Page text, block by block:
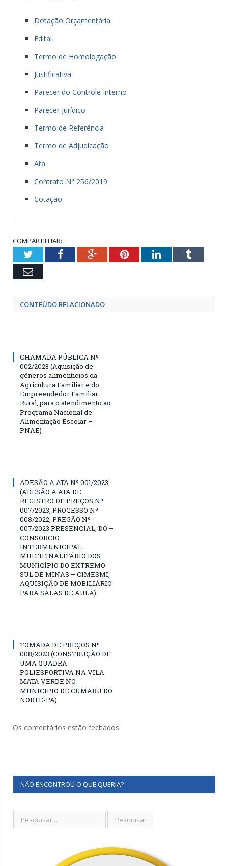
Dotação Orçamentária
Edital
Termo de Homologação
Justificativa
Parecer do Controle Interno
Parecer Jurídico
Termo de Referência
Termo de Adjudicação
Ata
Contrato N° 256/2019
Cotação
COMPARTILHAR:
TwitterFacebookGoogle+PinterestLinkedInTumblr
Email
CONTEÚDO RELACIONADO
CHAMADA PÚBLICA Nº
002/2023 (Aquisição de
gêneros alimentícios da
Agricultura Familiar e do
Empreendedor Familiar
Rural, para o atendimento ao
Programa Nacional de
Alimentação Escolar –
PNAE)
ADESÃO A ATA Nº 001/2023
(ADESÃO A ATA DE
REGISTRO DE PREÇOS Nº
007/2023, PROCESSO Nº
008/2022, PREGÃO Nº
007/2023 PRESENCIAL, DO –
CONSÓRCIO
INTERMUNICIPAL
MULTIFINALITÁRIO DOS
MUNICÍPIO DO EXTREMO
SUL DE MINAS – CIMESMI,
AQUISIÇÃO DE MOBILIÁRIO
PARA SALAS DE AULA)
TOMADA DE PREÇOS Nº
008/2023 (CONSTRUÇÃO DE
UMA QUADRA
POLIESPORTIVA NA VILA
MATA VERDE NO
MUNICIPIO DE CUMARU DO
NORTE-PA)
Os comentários estão fechados.
NÃO ENCONTROU O QUE QUERIA?